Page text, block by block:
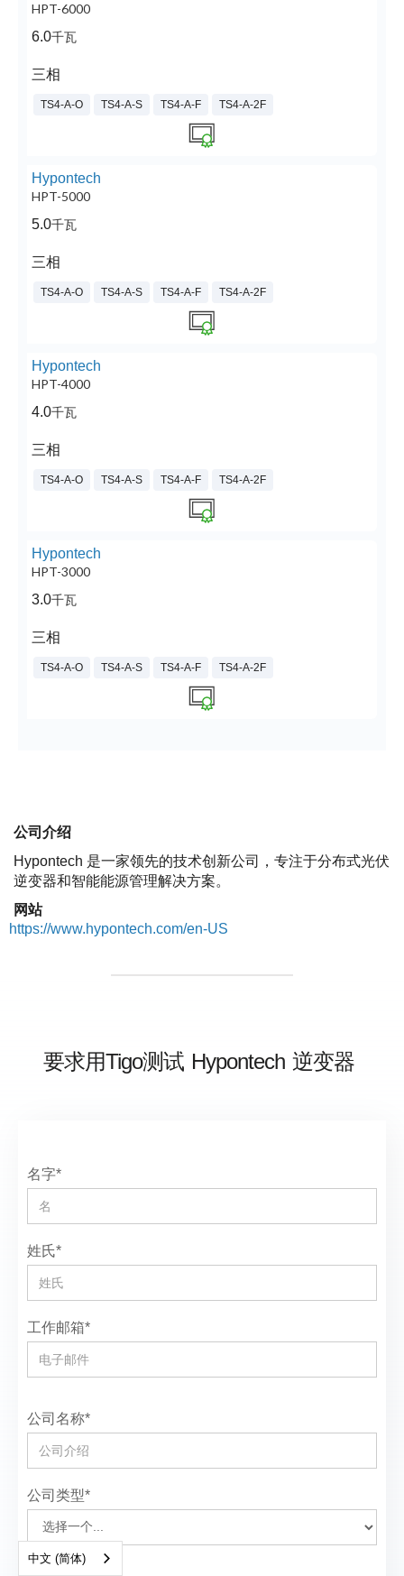
HPT-6000
6.0千瓦
三相
TS4-A-O TS4-A-S TS4-A-F TS4-A-2F
Hypontech
HPT-5000
5.0千瓦
三相
TS4-A-O TS4-A-S TS4-A-F TS4-A-2F
Hypontech
HPT-4000
4.0千瓦
三相
TS4-A-O TS4-A-S TS4-A-F TS4-A-2F
Hypontech
HPT-3000
3.0千瓦
三相
TS4-A-O TS4-A-S TS4-A-F TS4-A-2F
公司介绍
Hypontech 是一家领先的技术创新公司，专注于分布式光伏
逆变器和智能能源管理解决方案。
网站
https://www.hypontech.com/en-US
要求用Tigo测试 Hypontech 逆变器
名字*
姓氏*
工作邮箱*
公司名称*
公司类型*
国家*
中文 (简体)